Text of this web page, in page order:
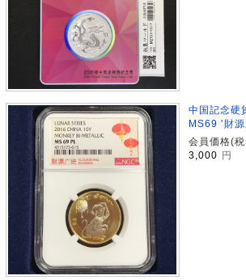
中国記念硬
MS69 '財
会員価格(税
3,000
円